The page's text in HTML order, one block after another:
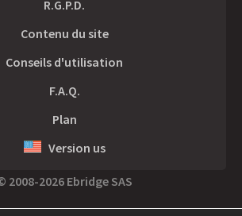
R.G.P.D.
Contenu du site
Conseils d'utilisation
F.A.Q.
Plan
Version us
2008-2026 Ebridge SAS